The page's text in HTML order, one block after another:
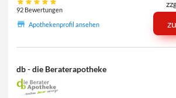
92 Bewertungen
Apothekenprofil ansehen
db - die Beraterapotheke